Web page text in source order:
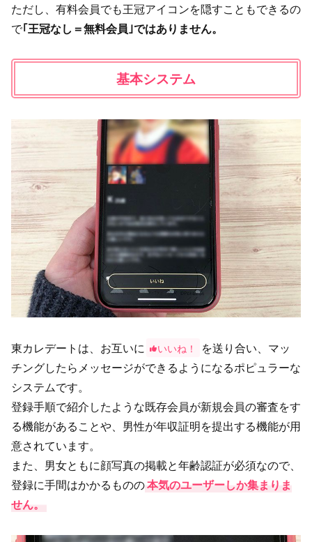
ただし、有料会員でも王冠アイコンを隠すこともできるの
で｢王冠なし＝無料会員｣ではありません。
基本システム
東カレデートは、お互いに いいね！
を送り合い、マッ
チングしたらメッセージができるようになるポピュラーな
システムです。
登録手順で紹介したような既存会員が新規会員の審査をす
る機能があることや、男性が年収証明を提出する機能が用
意されています。
また、男女ともに顔写真の掲載と年齢認証が必須なので、
登録に手間はかかるものの本気のユーザーしか集まりま
せん。